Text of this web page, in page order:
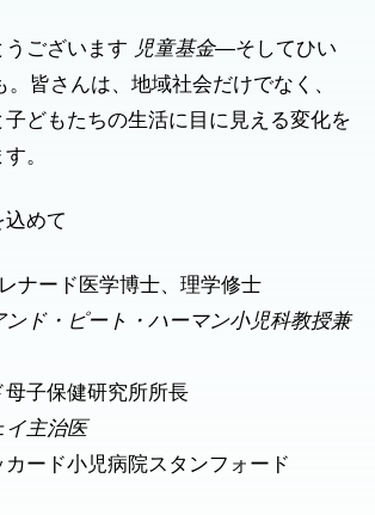
うございます 児童基金―そしてひい
。皆さんは、地域社会だけでなく、
どもたちの生活に目に見える変化を
。
めて
ナード医学博士、理学修士
ンド・ピート・ハーマン小児科教授兼
母子保健研究所所長
イ主治医
ード小児病院スタンフォード